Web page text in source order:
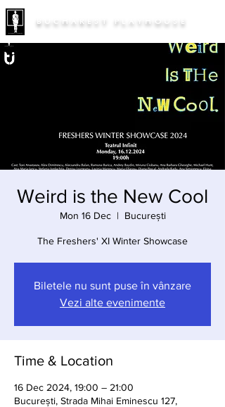
BUCHAREST PLAYHOUSE
Weird is the New Cool
Mon 16 Dec
  |
București
The Freshers' XI Winter Showcase
Biletele nu sunt puse în vânzare
Vezi alte evenimente
Time & Location
16 Dec 2024, 19:00 – 21:00
București, Strada Mihai Eminescu 127,